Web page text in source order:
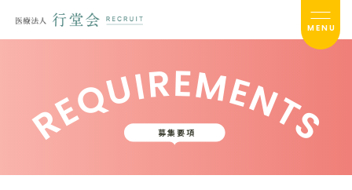
採用TOP
メッセージ
MENU
募集要項
REQUIREMENTS